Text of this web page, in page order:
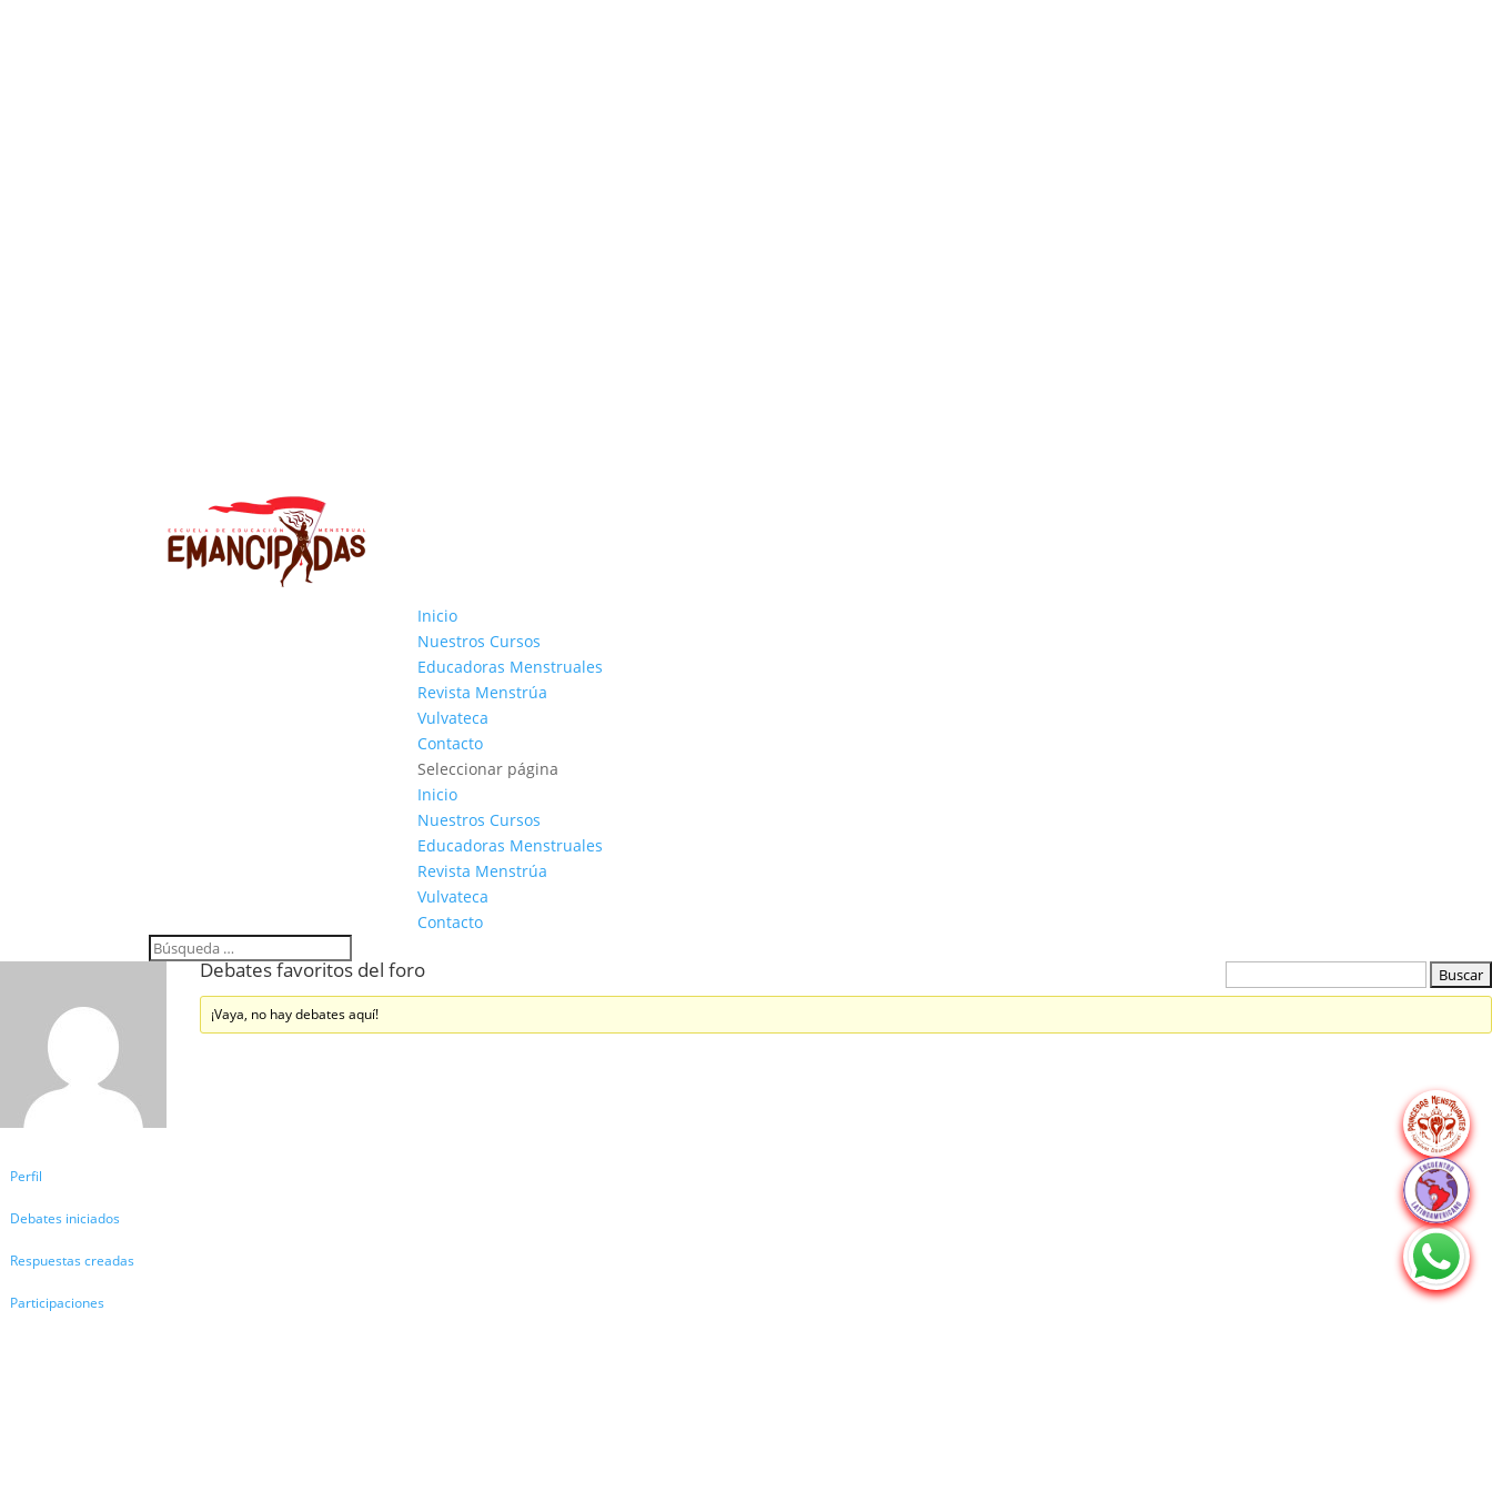
Inicio
Nuestros Cursos
Educadoras Menstruales
Revista Menstrúa
Vulvateca
Contacto
Seleccionar página
Inicio
Nuestros Cursos
Educadoras Menstruales
Revista Menstrúa
Vulvateca
Contacto
Perfil
Debates iniciados
Respuestas creadas
Participaciones
Debates favoritos del foro
¡Vaya, no hay debates aquí!